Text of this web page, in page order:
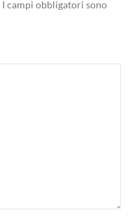
I campi obbligatori sono